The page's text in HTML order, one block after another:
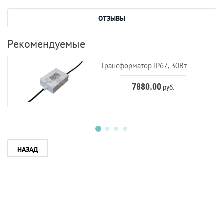
ОТЗЫВЫ
Рекомендуемые
Трансформатор IP67, 30Вт
7880.00руб.
НАЗАД